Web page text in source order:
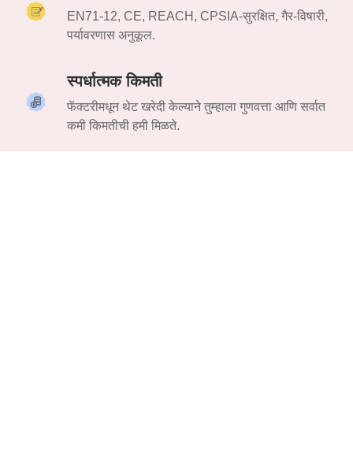
EN71-12, CE, REACH, CPSIA-सुरक्षित, गैर-विषारी,
पर्यावरणास अनुकूल.
स्पर्धात्मक किमती
फॅक्टरीमधून थेट खरेदी केल्याने तुम्हाला गुणवत्ता आणि सर्वात
कमी किमतीची हमी मिळते.